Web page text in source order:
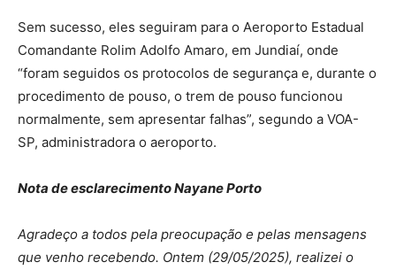
Sem sucesso, eles seguiram para o Aeroporto Estadual
Comandante Rolim Adolfo Amaro, em Jundiaí, onde
“foram seguidos os protocolos de segurança e, durante o
procedimento de pouso, o trem de pouso funcionou
normalmente, sem apresentar falhas”, segundo a VOA-
SP, administradora o aeroporto.
Nota de esclarecimento Nayane Porto
Agradeço a todos pela preocupação e pelas mensagens
que venho recebendo. Ontem (29/05/2025), realizei o